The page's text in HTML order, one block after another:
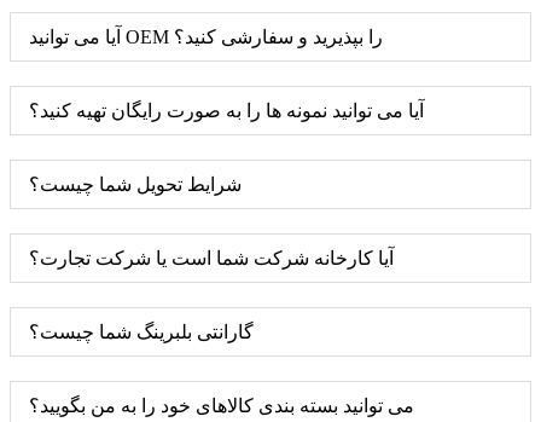
آیا می توانید OEM را بپذیرید و سفارشی کنید؟
آیا می توانید نمونه ها را به صورت رایگان تهیه کنید؟
شرایط تحویل شما چیست؟
آیا کارخانه شرکت شما است یا شرکت تجارت؟
گارانتی بلبرینگ شما چیست؟
می توانید بسته بندی کالاهای خود را به من بگویید؟